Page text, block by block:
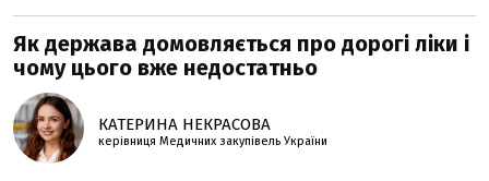
Як держава домовляється про дорогі ліки і
чому цього вже недостатньо
КАТЕРИНА НЕКРАСОВА
керівниця Медичних закупівель України